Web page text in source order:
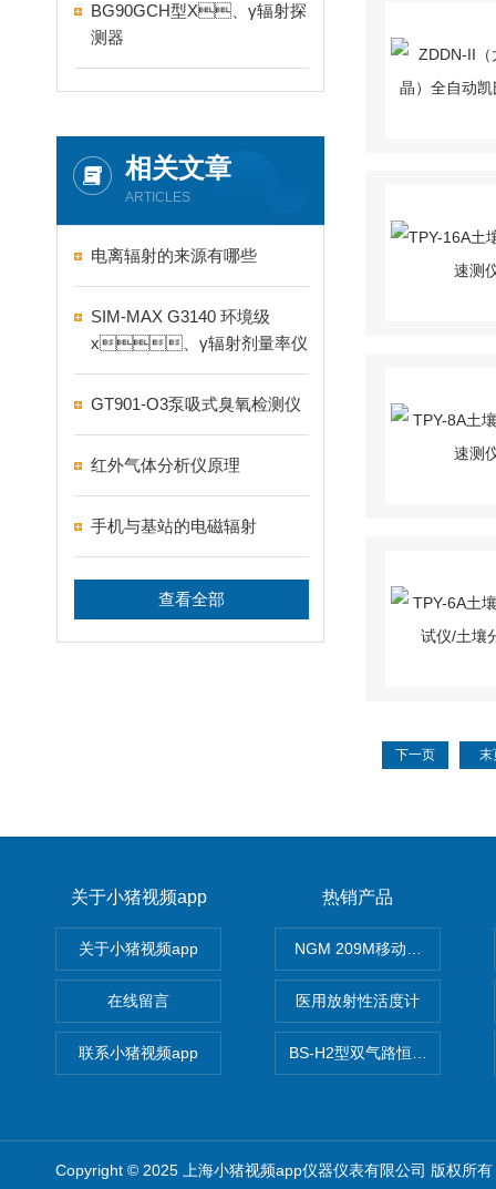
BG90GCH型X、γ辐射探
测器
相关文章
ARTICLES
电离辐射的来源有哪些
SIM-MAX G3140 环境级
x、γ辐射剂量率仪
GT901-O3泵吸式臭氧检测仪
红外气体分析仪原理
手机与基站的电磁辐射
查看全部
下一页 末
关于小猪视频app
关于小猪视频app
在线留言
联系小猪视频app
热销产品
NGM 209M移动式惰性气体
医用放射性活度计
BS-H2型双气路恒流大气采样
Copyright © 2025 上海小猪视频app仪器仪表有限公司 版权所有